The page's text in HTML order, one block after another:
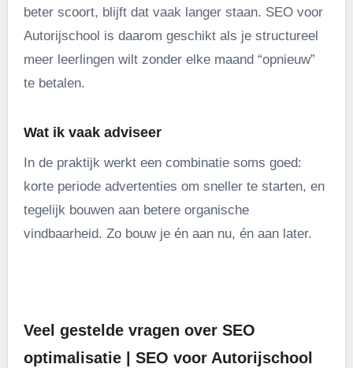
beter scoort, blijft dat vaak langer staan. SEO voor
Autorijschool is daarom geschikt als je structureel
meer leerlingen wilt zonder elke maand “opnieuw”
te betalen.
Wat ik vaak adviseer
In de praktijk werkt een combinatie soms goed:
korte periode advertenties om sneller te starten, en
tegelijk bouwen aan betere organische
vindbaarheid. Zo bouw je én aan nu, én aan later.
Veel gestelde vragen over SEO
optimalisatie | SEO voor Autorijschool